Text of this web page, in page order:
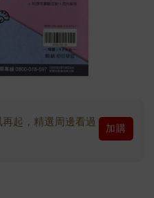
起，精選周邊看過
加購